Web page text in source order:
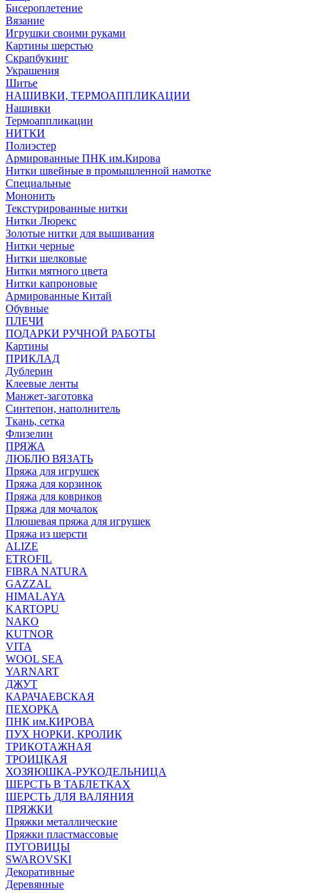
Бисероплетение
Вязание
Игрушки своими руками
Картины шерстью
Скрапбукинг
Украшения
Шитье
НАШИВКИ, ТЕРМОАППЛИКАЦИИ
Нашивки
Термоаппликации
НИТКИ
Полиэстер
Армированные ПНК им.Кирова
Нитки швейные в промышленной намотке
Специальные
Мононить
Текстурированные нитки
Нитки Люрекс
Золотые нитки для вышивания
Нитки черные
Нитки шелковые
Нитки мятного цвета
Нитки капроновые
Армированные Китай
Обувные
ПЛЕЧИ
ПОДАРКИ РУЧНОЙ РАБОТЫ
Картины
ПРИКЛАД
Дублерин
Клеевые ленты
Манжет-заготовка
Синтепон, наполнитель
Ткань, сетка
Флизелин
ПРЯЖА
ЛЮБЛЮ ВЯЗАТЬ
Пряжа для игрушек
Пряжа для корзинок
Пряжа для ковриков
Пряжа для мочалок
Плюшевая пряжа для игрушек
Пряжа из шерсти
ALIZE
ETROFIL
FIBRA NATURA
GAZZAL
HIMALAYA
KARTOPU
NAKO
KUTNOR
VITA
WOOL SEA
YARNART
ДЖУТ
КАРАЧАЕВСКАЯ
ПЕХОРКА
ПНК им.КИРОВА
ПУХ НОРКИ, КРОЛИК
ТРИКОТАЖНАЯ
ТРОИЦКАЯ
ХОЗЯЮШКА-РУКОДЕЛЬНИЦА
ШЕРСТЬ В ТАБЛЕТКАХ
ШЕРСТЬ ДЛЯ ВАЛЯНИЯ
ПРЯЖКИ
Пряжки металлические
Пряжки пластмассовые
ПУГОВИЦЫ
SWAROVSKI
Декоративные
Деревянные